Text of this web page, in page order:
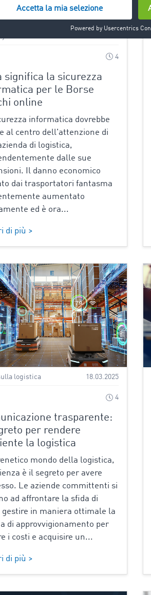
4
significa la sicurezza
per le Borse
online
informatica dovrebbe
al centro dell'attenzione di
di logistica,
dalle sue
Il danno economico
dai trasportatori fantasma
aumentato
ed è ora...
di più >
logistica 18.03.2025
4
trasparente:
per rendere
la logistica
mondo della logistica,
è il segreto per avere
Le aziende committenti si
ad affrontare la sfida di
gestire in maniera ottimale la
di approvvigionamento per
i costi e acquisire un...
di più >